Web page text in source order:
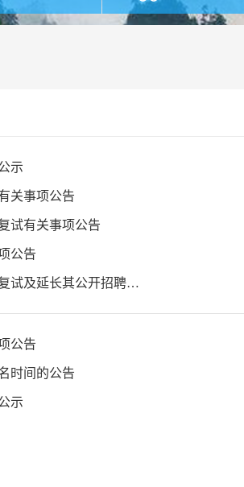
示
关事项公告
试有关事项公告
公告
怀化供销供应链管理有限公司关于取消总经理助理岗位复试及延长其公开招聘报名时间的公告
公告
时间的公告
示